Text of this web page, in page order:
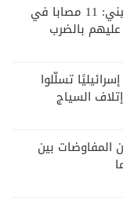
الهلال الأحمر الفلسطيني: 11 مصابا في
عليهم بالضرب
في مخيم قلنديا
الجيش الإسرائيلي: 15 إسرائيليًا تسلّلوا
السياج
قبل إعادتهم
المفاوضات بين